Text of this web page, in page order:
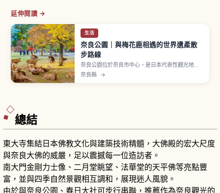
延伸閱讀 →
生活
奈良公園｜與梅花鹿相遇的世界遺產散
步路線
奈良公園位於奈良市中心，是日本代表性觀光地之
一。1880年（明治13年）開園，擁有約660公頃
廣大腹地，園內點綴著東大寺、興福寺、春日大社
奈良縣 →
總結
東大寺集結日本佛教文化與建築技術精髓，大佛殿的宏大尺度
與奈良大佛的威嚴，足以震撼每一位造訪者。
南大門金剛力士像、二月堂眺望、法華堂的天平佛等亮點豐
富，並與四季自然景觀相互調和，展現迷人風貌。
由於與奈良公園、春日大社可步行串聯，推薦作為奈良觀光的